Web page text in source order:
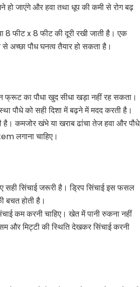
हो जाएंगे और हवा तथा धूप की कमी से रोग बढ़
फीट x 8 फीट की दूरी रखी जाती है। एक
पौध घनत्व तैयार हो सकता है।
का पौधा खुद सीधा खड़ा नहीं रह सकता।
पौधे को सही दिशा में बढ़ने में मदद करती है।
है। कमजोर खंभे या खराब ढांचा तेज हवा और पौधे
लगाना चाहिए।
सिंचाई जरूरी है। ड्रिप सिंचाई इस फसल
बचत होती है।
कम करनी चाहिए। खेत में पानी रुकना नहीं
और मिट्टी की स्थिति देखकर सिंचाई करनी